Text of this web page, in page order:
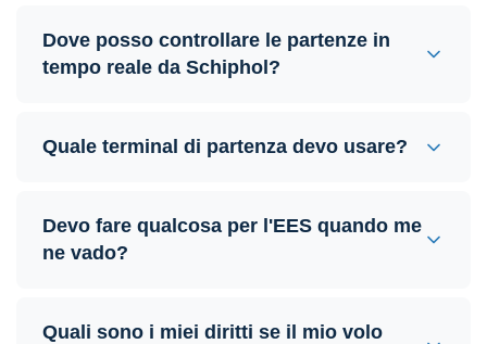
Dove posso controllare le partenze in
tempo reale da Schiphol?
Quale terminal di partenza devo usare?
Devo fare qualcosa per l'EES quando me
ne vado?
Quali sono i miei diritti se il mio volo